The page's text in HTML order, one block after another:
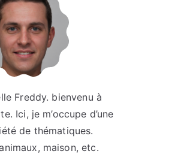
Freddy. bienvenu à
Ici, je m’occupe d’une
de thématiques.
maison, etc.